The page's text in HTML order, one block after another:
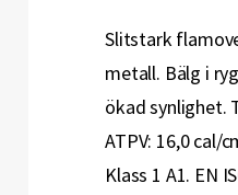
Slitstark
metall. Bälg i
ökad synlighet.
ATPV: 16,0 cal/
Klass 1 A1. EN